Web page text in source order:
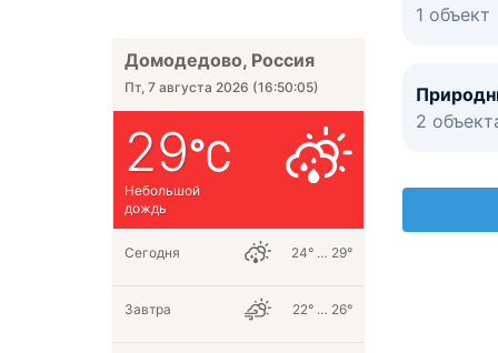
1 объект
2
Домодедово, Россия
Пт, 7 августа 2026 (16:50:05)
29
Небольшой
дождь
Сегодня 24° … 29°
Завтра 22° … 26°